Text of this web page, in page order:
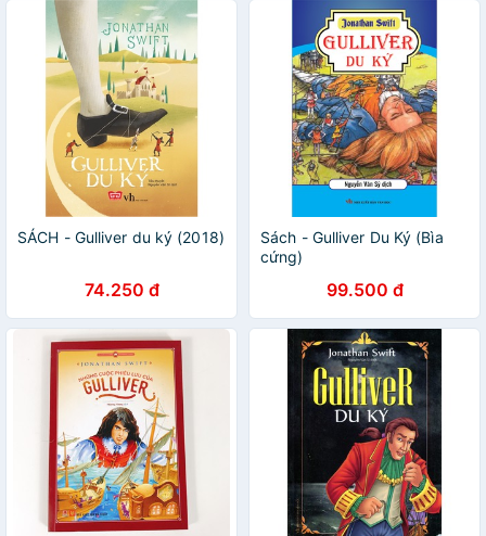
SÁCH - Gulliver du ký (2018)
74.250 đ
Sách - Gulliver Du Ký (Bìa
cứng)
99.500 đ